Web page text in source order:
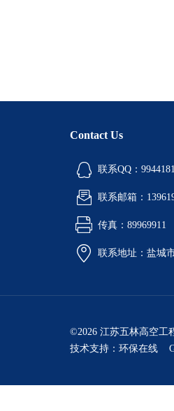
Contact Us
联系QQ：
联系邮箱：
传真：89969911
联系地址：盐城
©2026 江苏五林高空工
技术支持： 环保在线